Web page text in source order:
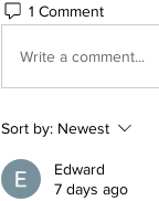
1 Comment
Write a comment...
Sort by: Newest
Edward
7 days ago